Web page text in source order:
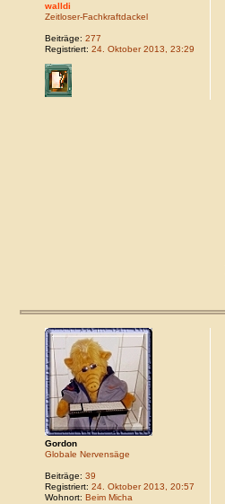
walldi
Zeitloser-Fachkraftdackel
Beiträge: 277
Registriert: 24. Oktober 2013, 23:29
Gordon
Globale Nervensäge
Beiträge: 39
Registriert: 24. Oktober 2013, 20:57
Wohnort: Beim Micha